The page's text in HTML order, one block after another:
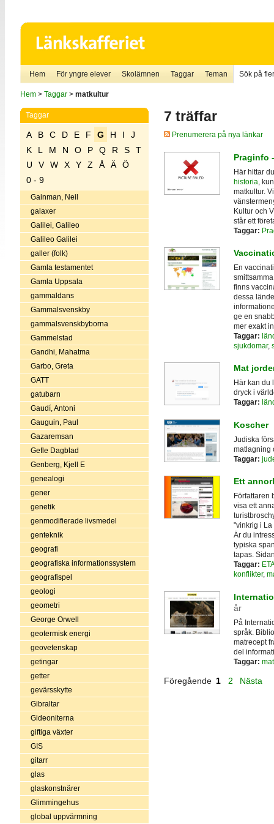
Hem För yngre elever Skolämnen Taggar Teman Sök på
Hem> Taggar> matkultur
Taggar
A B C D E F G H I
J
K
L M N O P Q R S
T
U
V W X Y Z Å Ä
Ö
0 - 9
Gainman, Neil
galaxer
Galilei, Galileo
Galileo Galilei
galler (folk)
Gamla testamentet
Gamla Uppsala
gammaldans
Gammalsvenskby
gammalsvenskbyborna
Gammelstad
Gandhi, Mahatma
Garbo, Greta
GATT
gatubarn
Gaudí, Antoni
Gauguin, Paul
Gazaremsan
Gefle Dagblad
Genberg, Kjell E
genealogi
gener
genetik
genmodifierade livsmedel
genteknik
geografi
geografiska informationssystem
geografispel
geologi
geometri
George Orwell
geotermisk energi
geovetenskap
getingar
getter
gevärsskytte
Gibraltar
Gideoniterna
giftiga växter
GIS
gitarr
glas
glaskonstnärer
Glimmingehus
global uppvärmning
7 träffar
Prenumerera på nya länkar
Praginfo
Här hittar
historia ,
matkultur.
Kultur och
står ett
Taggar:
En
finns
dessa
ge en
mer exakt
Taggar:
sjukdomar,
Mat
Här kan du
dryck i
Taggar:
Koscher
Judiska
matlagning
Taggar:
Ett
Författaren
visa ett
"vinkrig i La
Är du
typiska
tapas.
Taggar:
konflikter,
år
På
språk.
matrecept
del
Taggar: mat
Föregående 1 2 Nästa